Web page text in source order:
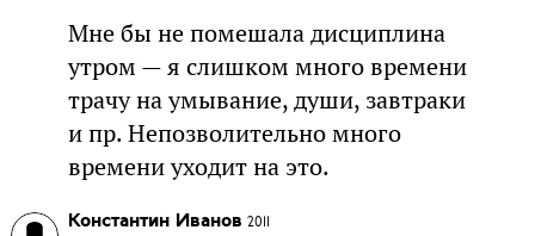
Мне бы не помешала дисциплина
утром — я слишком много времени
трачу на умывание, души, завтраки
и пр. Непозволительно много
времени уходит на это.
Константин Иванов 2011